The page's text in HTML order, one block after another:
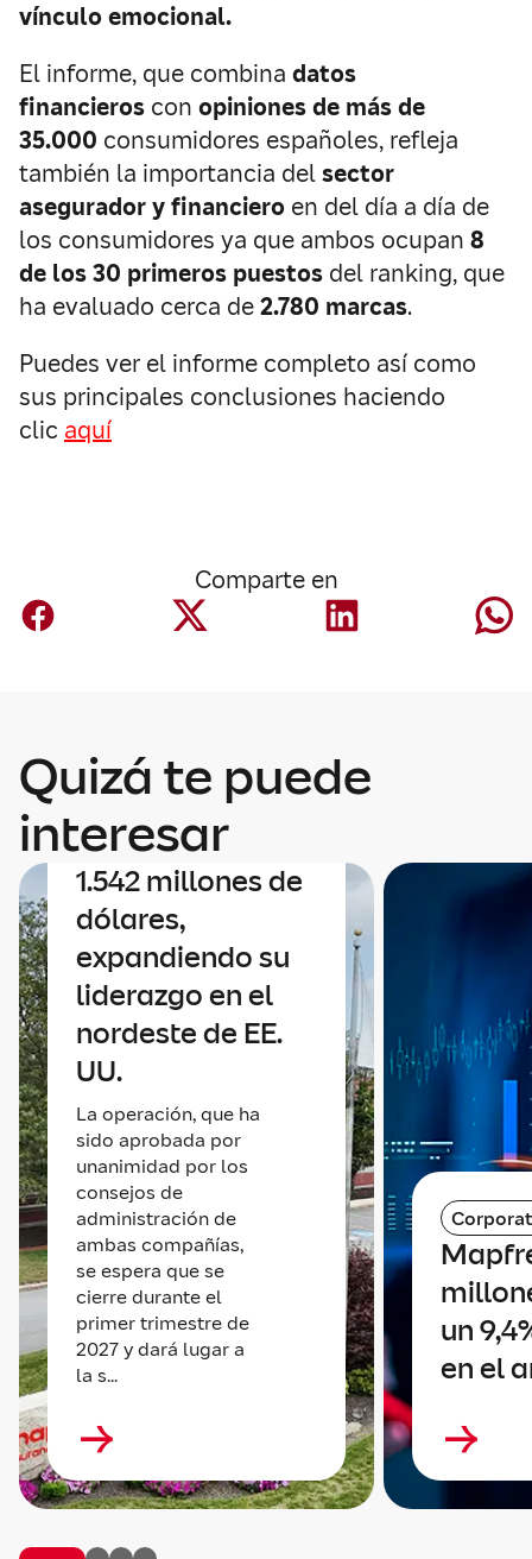
vínculo emocional.
El informe, que combina datos
financieros con opiniones de más de
35.000 consumidores españoles, refleja
también la importancia delsector
asegurador y financiero en del día a día de
los consumidores ya que ambos ocupan 8
de los 30 primeros puestos del ranking, que
ha evaluado cerca de2.780 marcas.
Puedes ver el informe completo así como
sus principales conclusiones haciendo
clic aquí
Comparte en
Quizá te puede
interesar
un acuerdo para
adquirir Safety
Insurance por
1.542 millones de
dólares,
expandiendo su
liderazgo en el
nordeste de EE.
UU.
La operación, que ha
sido aprobada por
unanimidad por los
consejos de
administración de
ambas compañías,
se espera que se
cierre durante el
primer trimestre de
2027 y dará lugar a
la s...
un
en el